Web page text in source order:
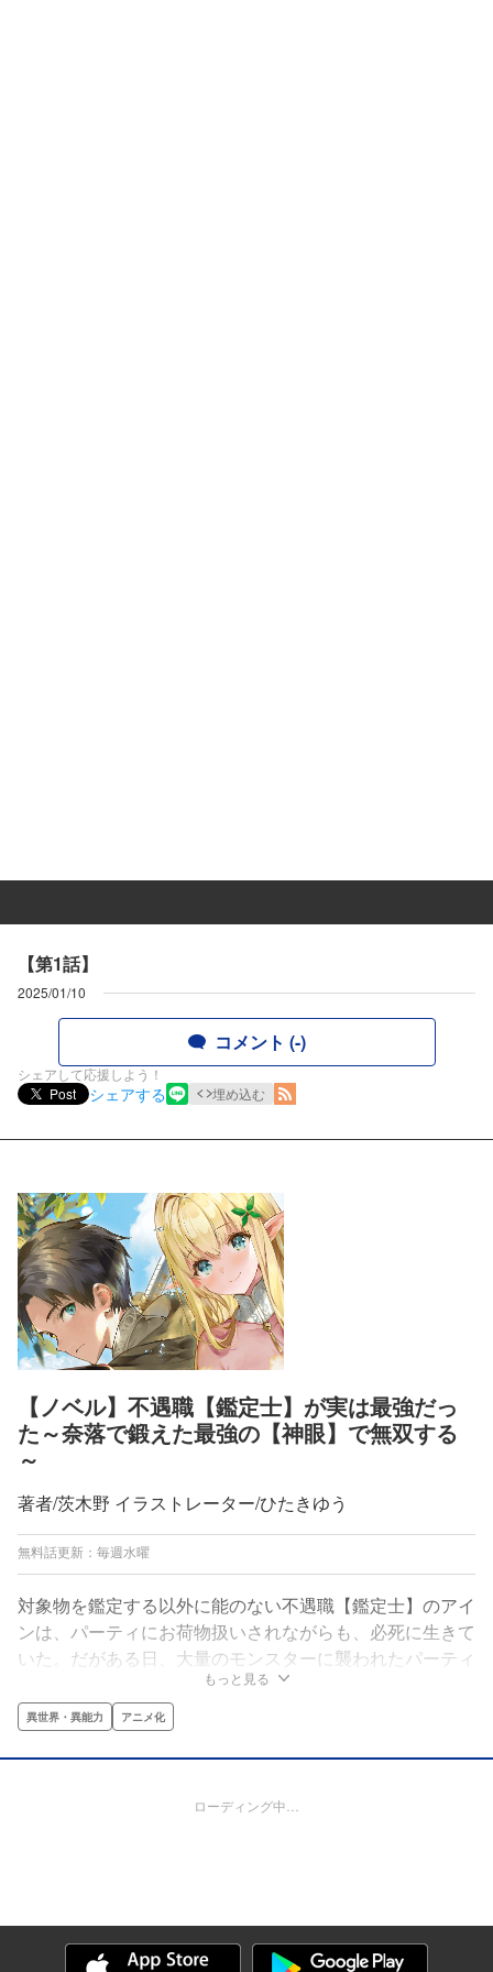
【第1話】
2025/01/10
コメント (-)
シェアして応援しよう！
Post
シェアする 埋め込む
【ノベル】不遇職【鑑定士】が実は最強だっ
た～奈落で鍛えた最強の【神眼】で無双する
～
著者/茨木野 イラストレーター/ひたきゆう
無料話更新：毎週水曜
対象物を鑑定する以外に能のない不遇職【鑑定士】のアイ
ンは、パーティにお荷物扱いされながらも、必死に生きて
いた。だがある日、大量のモンスターに襲われたパーティ
の面々はアインを犠牲にして逃げてしまう。一人残された
アインは、ダンジョンの奈落へと落ち――地下深くで、
【世界樹】の精霊の少女と、守り手の賢者に出会う。彼女
たちの力を借り【神眼】を手に入れたアインは、動きを見
コピーする【神眼】の力を使い、不遇職だったアインは最
もっと見る
異世界・異能力 アニメ化
ローディング中…